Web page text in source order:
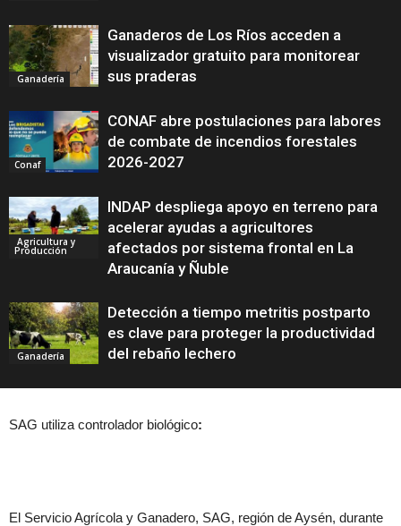
Ganadería
Ganaderos de Los Ríos acceden a
visualizador gratuito para monitorear
sus praderas
Conaf
CONAF abre postulaciones para labores
de combate de incendios forestales
2026-2027
Agricultura y
Producción
INDAP despliega apoyo en terreno para
acelerar ayudas a agricultores
afectados por sistema frontal en La
Araucanía y Ñuble
Ganadería
Detección a tiempo metritis postparto
es clave para proteger la productividad
del rebaño lechero
SAG utiliza controlador biológico:
El Servicio Agrícola y Ganadero, SAG, región de Aysén, durante